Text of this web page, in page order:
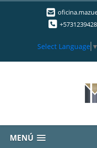
Select Language ▼
MENÚ